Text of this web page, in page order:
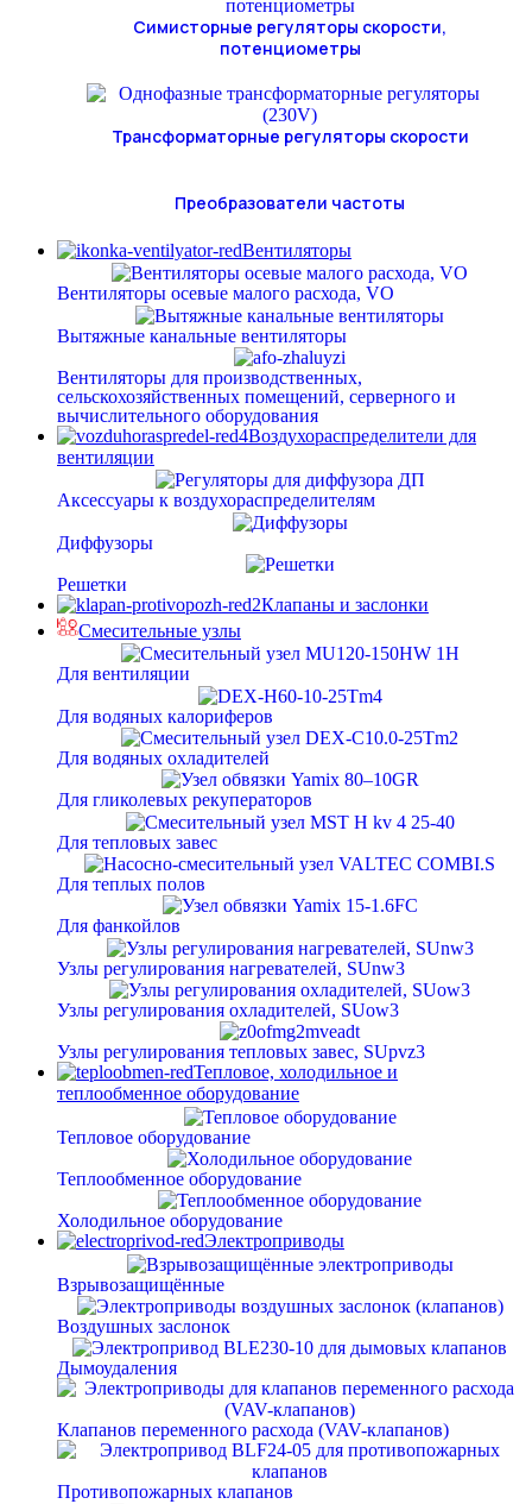
Симисторные регуляторы скорости,
потенциометры
Трансформаторные регуляторы скорости
Преобразователи частоты
Вентиляторы
Вентиляторы осевые малого расхода, VO
Вытяжные канальные вентиляторы
Вентиляторы для производственных,
сельскохозяйственных помещений, серверного и
вычислительного оборудования
Воздухораспределители для
вентиляции
Аксессуары к воздухораспределителям
Диффузоры
Решетки
Клапаны и заслонки
Смесительные узлы
Для вентиляции
Для водяных калориферов
Для водяных охладителей
Для гликолевых рекуператоров
Для тепловых завес
Для теплых полов
Для фанкойлов
Узлы регулирования нагревателей, SUnw3
Узлы регулирования охладителей, SUow3
Узлы регулирования тепловых завес, SUpvz3
Тепловое, холодильное и
теплообменное оборудование
Тепловое оборудование
Теплообменное оборудование
Холодильное оборудование
Электроприводы
Взрывозащищённые
Воздушных заслонок
Дымоудаления
Клапанов переменного расхода (VAV-клапанов)
Противопожарных клапанов